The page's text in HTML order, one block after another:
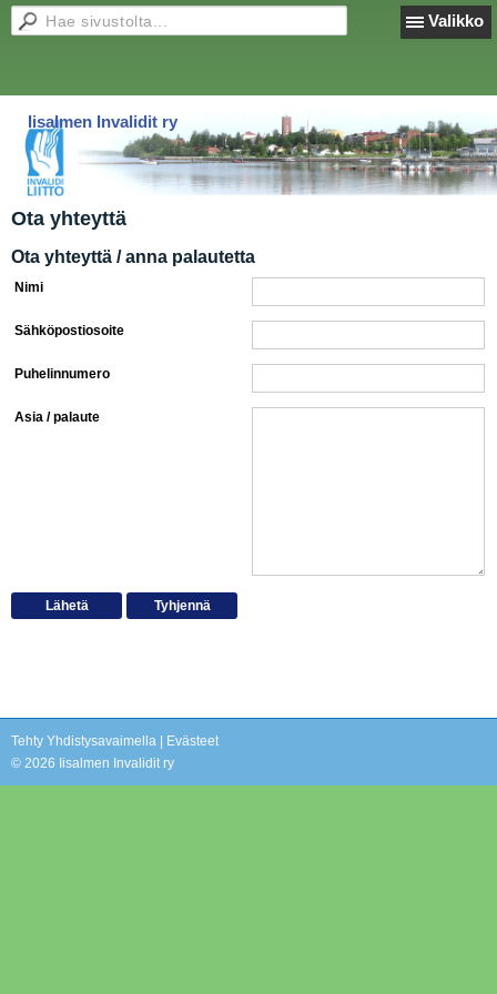
Valikko
Iisalmen Invalidit ry
Ota yhteyttä
Ota yhteyttä / anna palautetta
Nimi
Sähköpostiosoite
Puhelinnumero
Asia / palaute
Tehty Yhdistysavaimella
Evästeet
© 2026 Iisalmen Invalidit ry